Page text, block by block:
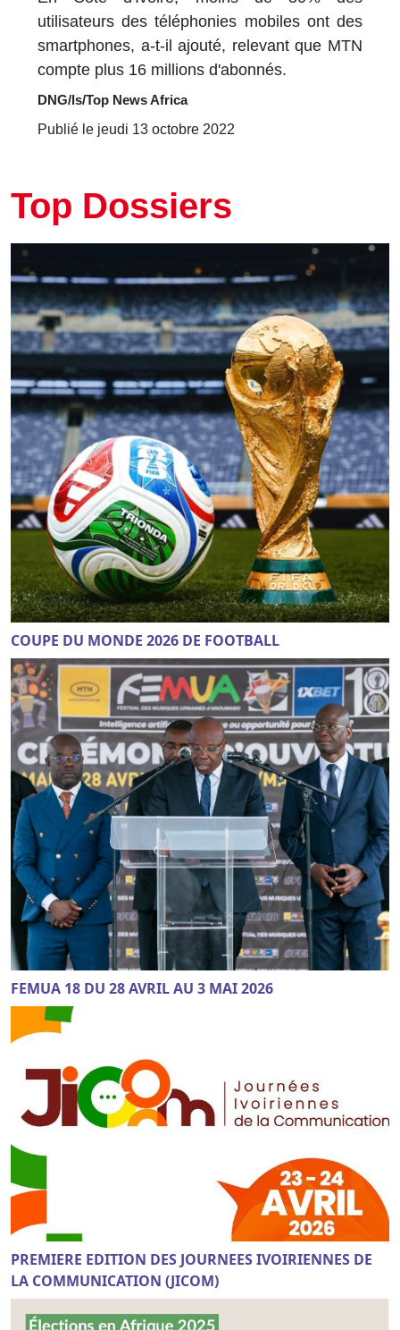
utilisateurs des téléphonies mobiles ont des
smartphones, a-t-il ajouté, relevant que MTN
compte plus 16 millions d'abonnés.
DNG/ls/Top News Africa
Publié le jeudi 13 octobre 2022
Top Dossiers
COUPE DU MONDE 2026 DE FOOTBALL
FEMUA 18 DU 28 AVRIL AU 3 MAI 2026
PREMIERE EDITION DES JOURNEES IVOIRIENNES DE
LA COMMUNICATION (JICOM)